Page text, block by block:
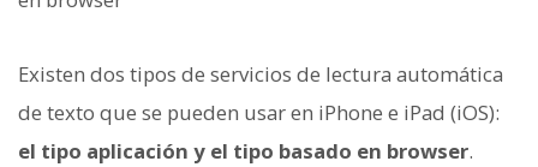
Existen dos tipos de servicios de lectura automática
de texto que se pueden usar en iPhone e iPad (iOS):
el tipo aplicación y el tipo basado en browser.